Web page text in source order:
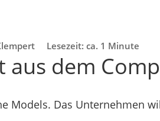
Lesezeit: ca. 1 Minute
aus dem
Models. Das Unternehmen